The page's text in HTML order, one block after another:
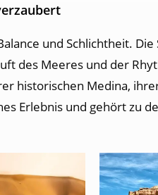
und Schlichtheit.
des Meeres und der
historischen Medina,
Erlebnis und gehört zu